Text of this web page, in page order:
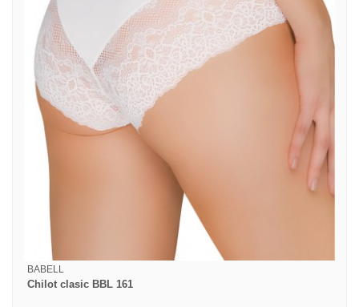
BABELL
Chilot clasic BBL 161